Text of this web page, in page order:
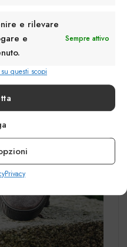
e rilevare
e
Sempre attivo
questi scopi
Privacy